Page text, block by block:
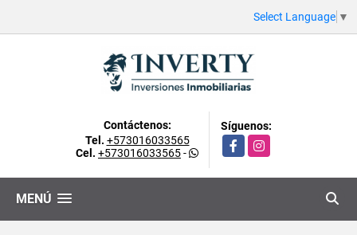
Select Language ▼
Contáctenos:
Tel. +573016033565
Cel. +573016033565-
Síguenos:
FacebookInstagram
MENÚ